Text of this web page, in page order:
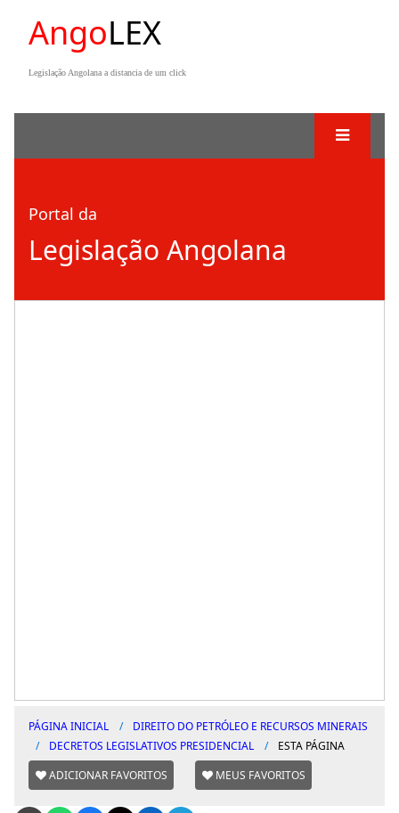
AngoLEX
Legislação Angolana a distancia de um click
Portal da
Legislação Angolana
PÁGINA INICIAL
DIREITO DO PETRÓLEO E RECURSOS MINERAIS
DECRETOS LEGISLATIVOS PRESIDENCIAL
ESTA PÁGINA
ADICIONAR FAVORITOS
MEUS FAVORITOS